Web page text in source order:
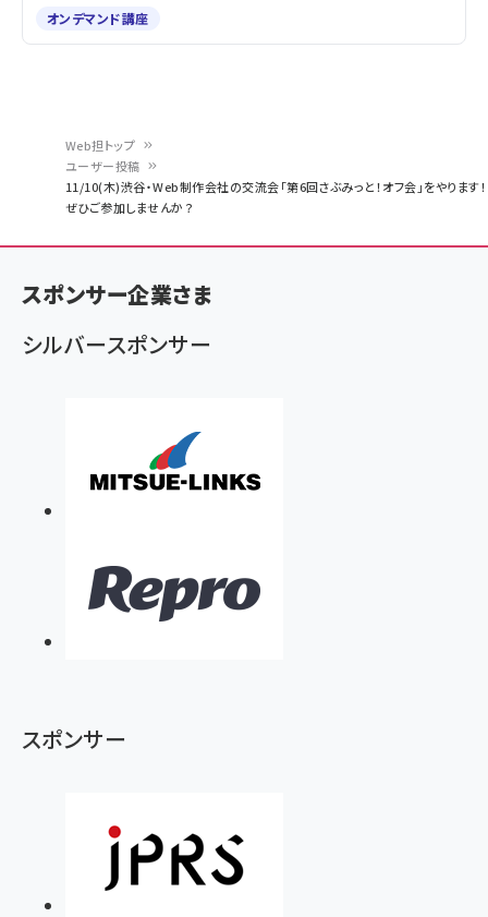
く
ず
Web担トップ
ユーザー投稿
11/10(木)渋谷・Web制作会社の交流会「第6回さぶみっと！オフ会」をやります！
ぜひご参加しませんか？
オンデマンド講座
スポンサー企業さま
シルバースポンサー
スポンサー